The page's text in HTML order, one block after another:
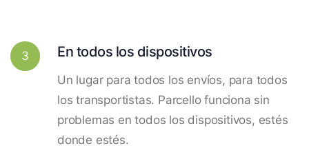
3 En todos los dispositivos
Un lugar para todos los envíos, para todos
los transportistas. Parcello funciona sin
problemas en todos los dispositivos, estés
donde estés.